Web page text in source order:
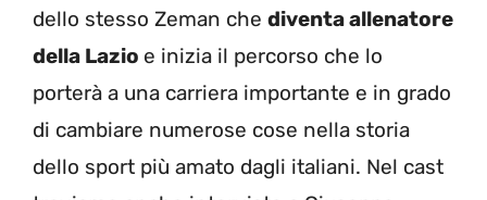
dello stesso Zeman che diventa allenatore
della Lazio e inizia il percorso che lo
porterà a una carriera importante e in grado
di cambiare numerose cose nella storia
dello sport più amato dagli italiani. Nel cast